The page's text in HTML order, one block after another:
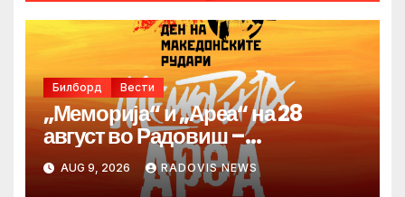
Билборд Вести
„Меморија“ и „Ареа“ на 28
август во Радовиш –
продолжува традицијата за
Денот на македонските рудари
AUG 9, 2026 RADOVIS NEWS